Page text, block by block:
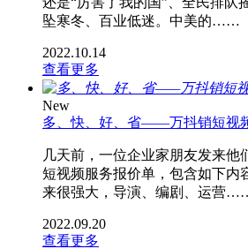
坠寒冬、百业低迷。中美的……
2022.10.14
查看更多
New
多、快、好、省——万抖销短视
几天前，一位企业家朋友发来他
短视频服务报价单，包含如下内
来很强大，导演、编剧、运营
2022.09.20
查看更多